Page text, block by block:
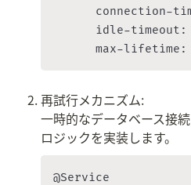
connection-
idle-timeout:
再試行メカニズム:
一時的なデータベース接
ロジックを実装します。
@Service